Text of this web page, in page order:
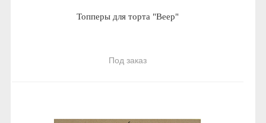
Топперы для торта "Веер"
Под заказ